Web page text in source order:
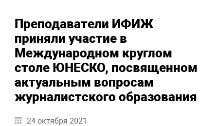
Преподаватели ИФИЖ
приняли участие в
Международном круглом
столе ЮНЕСКО, посвященном
актуальным вопросам
журналистского образования
24 октября 2021